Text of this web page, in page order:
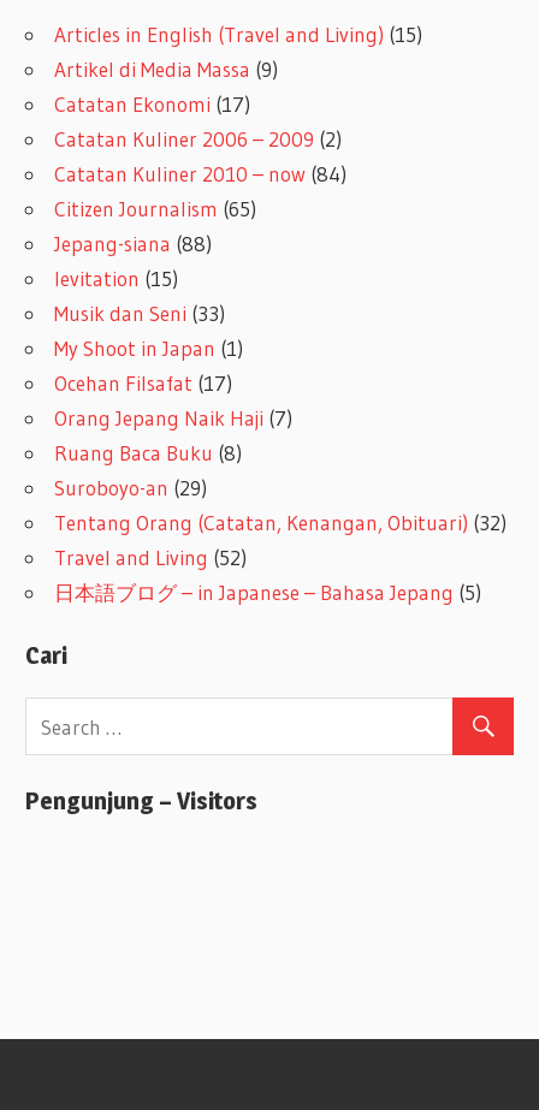
Articles in English (Travel and Living) (15)
Artikel di Media Massa (9)
Catatan Ekonomi (17)
Catatan Kuliner 2006 – 2009 (2)
Catatan Kuliner 2010 – now (84)
Citizen Journalism (65)
Jepang-siana (88)
levitation (15)
Musik dan Seni (33)
My Shoot in Japan (1)
Ocehan Filsafat (17)
Orang Jepang Naik Haji (7)
Ruang Baca Buku (8)
Suroboyo-an (29)
Tentang Orang (Catatan, Kenangan, Obituari) (32)
Travel and Living (52)
日本語ブログ – in Japanese – Bahasa Jepang (5)
Cari
Pengunjung – Visitors